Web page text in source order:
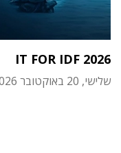
IT FOR IDF 2026
שלישי, 20 באוקטובר 2026